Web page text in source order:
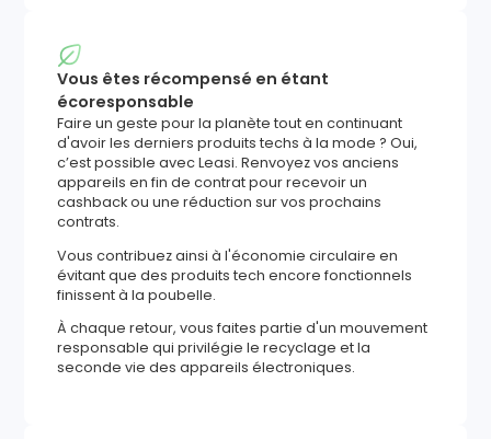
Vous êtes récompensé en étant
écoresponsable
Faire un geste pour la planète tout en continuant
d'avoir les derniers produits techs à la mode ? Oui,
c’est possible avec Leasi. Renvoyez vos anciens
appareils en fin de contrat pour recevoir un
cashback ou une réduction sur vos prochains
contrats.
Vous contribuez ainsi à l'économie circulaire en
évitant que des produits tech encore fonctionnels
finissent à la poubelle.
À chaque retour, vous faites partie d'un mouvement
responsable qui privilégie le recyclage et la
seconde vie des appareils électroniques.